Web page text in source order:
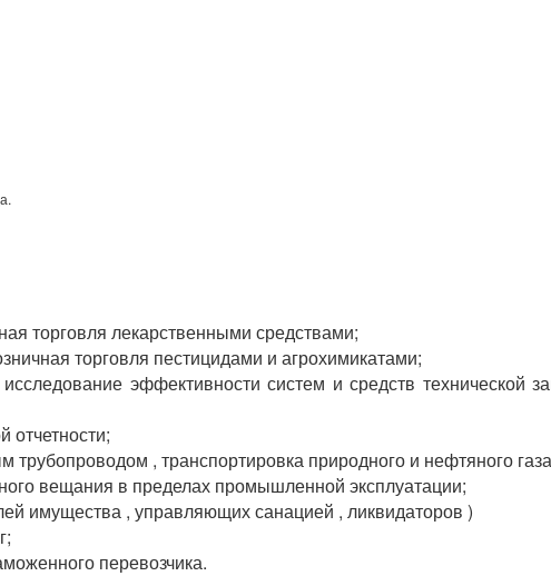
торговля лекарственными средствами;
торговля пестицидами и агрохимикатами;
эффективности систем и средств технической
отчетности;
, транспортировка природного и нефтяного
вещания в пределах промышленной эксплуатации;
имущества , управляющих санацией , ликвидаторов )
перевозчика.